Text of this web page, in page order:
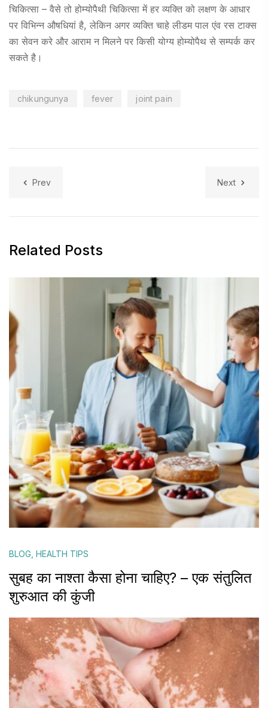
चिकित्सा – वैसे तो होम्योपैथी चिकित्सा में हर व्यक्ति को लक्षण के आधार
पर विभिन्न औषधियां है, लेकिन अगर व्यक्ति चाहे लीडम पाल एंव रस टाक्स
का सेवन करे और आराम न मिलने पर किसी योग्य होम्योपैथ से सम्पर्क कर
सकते है।
chikungunya fever joint pain
Prev Next
Related Posts
BLOG HEALTH TIPS
सुबह का नाश्ता कैसा होना चाहिए? – एक संतुलित
शुरुआत की कुंजी